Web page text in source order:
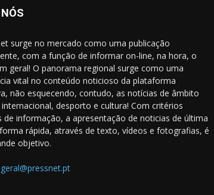
surge no mercado como uma publicação
com a função de informar on-line, na hora, o
geral! O panorama regional surge como uma
vital no conteúdo noticioso da plataforma
não esquecendo, contudo, as notícias de âmbito
desporto e cultura! Com critérios
de informação, a apresentação de noticias de última
rápida, através de texto, vídeos e fotografias, é
objetivo.
geral@pressnet.pt